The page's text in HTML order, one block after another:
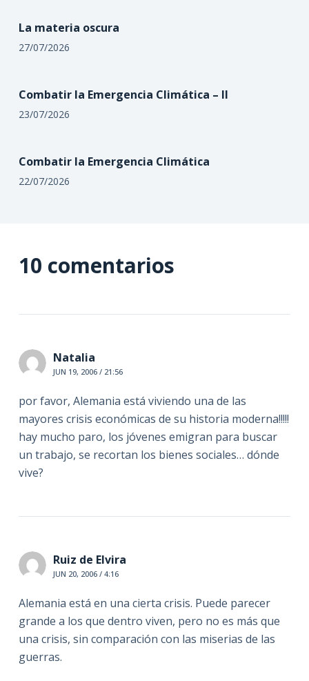
La materia oscura
27/07/2026
Combatir la Emergencia Climática – II
23/07/2026
Combatir la Emergencia Climática
22/07/2026
10 comentarios
Natalia
JUN 19, 2006 / 21:56
por favor, Alemania está viviendo una de las
mayores crisis económicas de su historia moderna!!!!!
hay mucho paro, los jóvenes emigran para buscar
un trabajo, se recortan los bienes sociales… dónde
vive?
Ruiz de Elvira
JUN 20, 2006 / 4:16
Alemania está en una cierta crisis. Puede parecer
grande a los que dentro viven, pero no es más que
una crisis, sin comparación con las miserias de las
guerras.